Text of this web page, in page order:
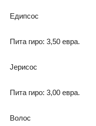
Едипсос
Пита гиро: 3,50 евра.
Јерисос
Пита гиро: 3,00 евра.
Волос